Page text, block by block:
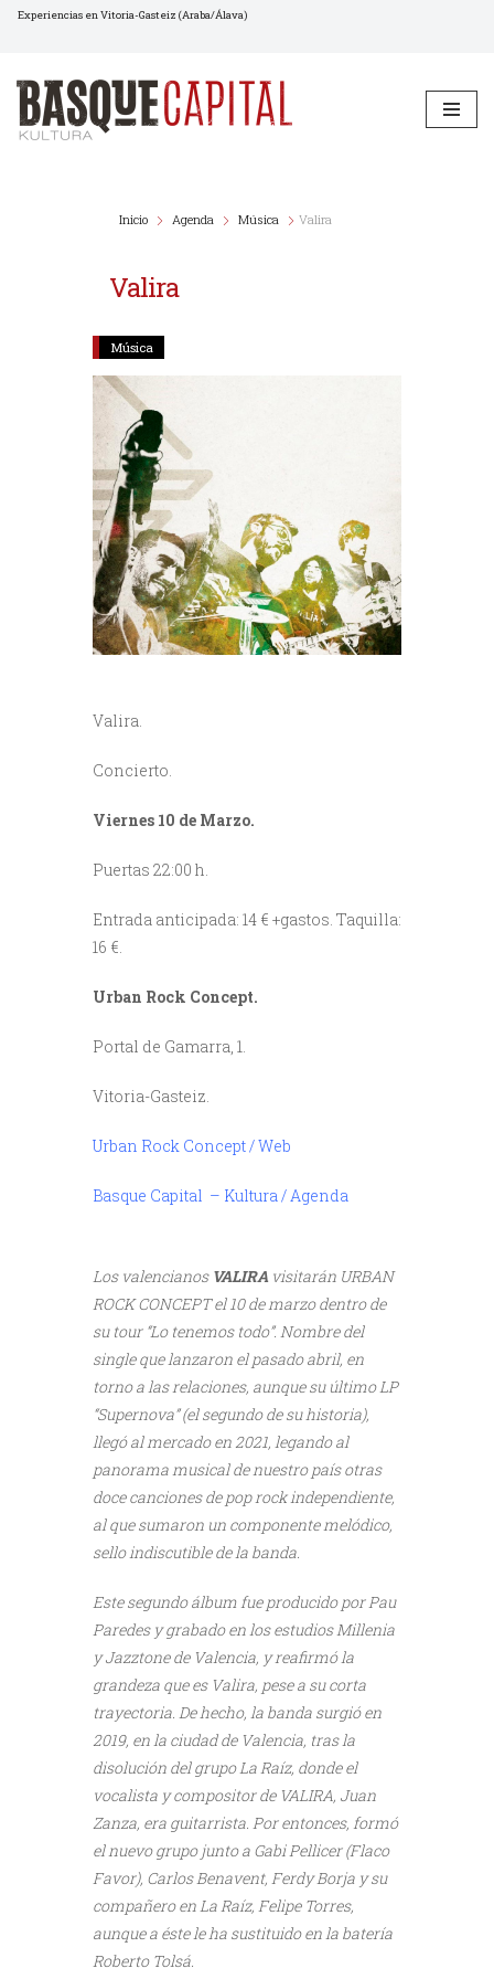
al
contenido
Experiencias en Vitoria-Gasteiz (Araba/Álava)
Inicio Agenda Música Valira
Valira
Música
Valira.
Concierto.
Viernes 10 de Marzo.
Puertas 22:00 h.
Entrada anticipada: 14 € +gastos. Taquilla:
16 €.
Urban Rock Concept.
Portal de Gamarra, 1.
Vitoria-Gasteiz.
Urban Rock Concept / Web
Basque Capital – Kultura / Agenda
Los valencianos VALIRA visitarán URBAN
ROCK CONCEPT el 10 de marzo dentro de
su tour “Lo tenemos todo”. Nombre del
single que lanzaron el pasado abril, en
torno a las relaciones, aunque su último LP
“Supernova” (el segundo de su historia),
llegó al mercado en 2021, legando al
panorama musical de nuestro país otras
doce canciones de pop rock independiente,
al que sumaron un componente melódico,
sello indiscutible de la banda.
Este segundo álbum fue producido por Pau
Paredes y grabado en los estudios Millenia
y Jazztone de Valencia, y reafirmó la
grandeza que es Valira, pese a su corta
trayectoria. De hecho, la banda surgió en
2019, en la ciudad de Valencia, tras la
disolución del grupo La Raíz, donde el
vocalista y compositor de VALIRA, Juan
Zanza, era guitarrista. Por entonces, formó
el nuevo grupo junto a Gabi Pellicer (Flaco
Favor), Carlos Benavent, Ferdy Borja y su
compañero en La Raíz, Felipe Torres,
aunque a éste le ha sustituido en la batería
Roberto Tolsá.